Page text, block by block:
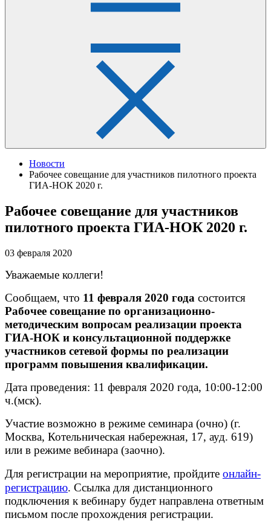
Новости
Рабочее совещание для участников пилотного проекта
ГИА-НОК 2020 г.
Рабочее совещание для участников
пилотного проекта ГИА-НОК 2020 г.
03 февраля 2020
Уважаемые коллеги!
Сообщаем, что 11 февраля 2020 года состоится
Рабочее совещание по организационно-
методическим вопросам реализации проекта
ГИА-НОК и консультационной поддержке
участников сетевой формы по реализации
программ повышения квалификации.
Дата проведения: 11 февраля 2020 года, 10:00-12:00
ч.(мск).
Участие возможно в режиме семинара (очно) (г.
Москва, Котельническая набережная, 17, ауд. 619)
или в режиме вебинара (заочно).
Для регистрации на мероприятие, пройдите онлайн-
регистрацию. Ссылка для дистанционного
подключения к вебинару будет направлена ответным
письмом после прохождения регистрации.